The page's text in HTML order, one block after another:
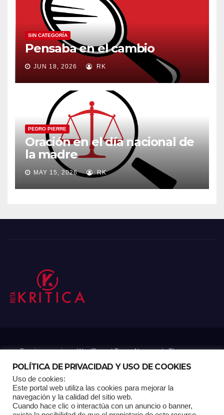
SIN CATEGORÍA
Pensaba en el cambio
JUN 18, 2026 RK
PEDRO PIERRE
Oración en el día nacional de
la madre
MAY 15, 2026 RK
Funciona gracias a WordPress|Tema: Newsup deThemeansar
Home Análisis Carrito RK Contactos Documental Gracias !
POLÍTICA DE PRIVACIDAD Y USO DE COOKIES
Uso de cookies:
Este portal web utiliza las cookies para mejorar la
navegación y la calidad del sitio web.
Cuando hace clic o interactúa con un anuncio o banner,